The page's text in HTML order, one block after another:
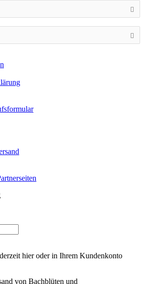
hier oder in Ihrem Kundenkonto
von Bachblüten und